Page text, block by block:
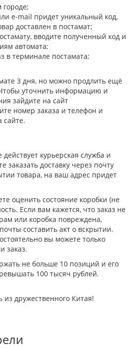
городе;
e-mail придет уникальный код,
доставлен в постамат;
вводите полученный код и
автомата;
в терминале постамата;
3 дня, но можно продлить ещё
уточнить информацию и
зайдите на сайт
номер заказа и телефон и
сайте.
курьерская служба и
заказать доставку через почту
товара, на ваш адрес придет
оценить состояние коробки (не
Если вам кажется, что заказ не
или коробка повреждена,
составить акт о вскрытии.
вы можете только
заказ.
не больше 10 позиций и его
100 тысяч рублей.
из дружественного Китая!